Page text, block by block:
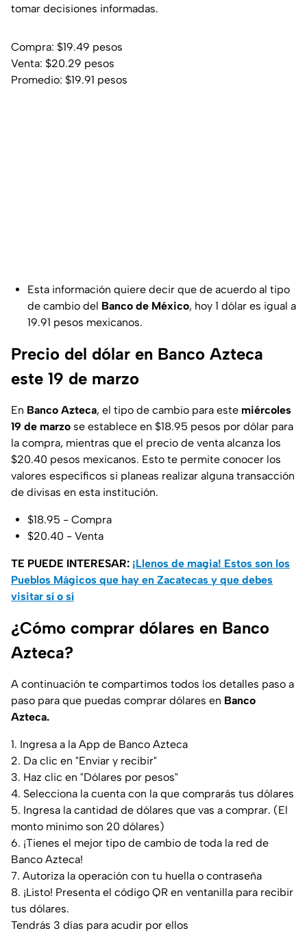
tomar decisiones informadas.
Compra: $19.49 pesos
Venta: $20.29 pesos
Promedio: $19.91 pesos
Esta información quiere decir que de acuerdo al tipo
de cambio del Banco de México, hoy 1 dólar es igual a
19.91 pesos mexicanos.
Precio del dólar en Banco Azteca
este 19 de marzo
En Banco Azteca, el tipo de cambio para este miércoles
19 de marzo se establece en $18.95 pesos por dólar para
la compra, mientras que el precio de venta alcanza los
$20.40 pesos mexicanos. Esto te permite conocer los
valores específicos si planeas realizar alguna transacción
de divisas en esta institución.
$18.95 - Compra
$20.40 - Venta
TE PUEDE INTERESAR: ¡Llenos de magia! Estos son los
Pueblos Mágicos que hay en Zacatecas y que debes
visitar sí o sí
¿Cómo comprar dólares en Banco
Azteca?
A continuación te compartimos todos los detalles paso a
paso para que puedas comprar dólares en Banco
Azteca.
1. Ingresa a la App de Banco Azteca
2. Da clic en "Enviar y recibir"
3. Haz clic en "Dólares por pesos"
4. Selecciona la cuenta con la que comprarás tus dólares
5. Ingresa la cantidad de dólares que vas a comprar. (El
monto mínimo son 20 dólares)
6. ¡Tienes el mejor tipo de cambio de toda la red de
Banco Azteca!
7. Autoriza la operación con tu huella o contraseña
8. ¡Listo! Presenta el código QR en ventanilla para recibir
tus dólares.
Tendrás 3 días para acudir por ellos